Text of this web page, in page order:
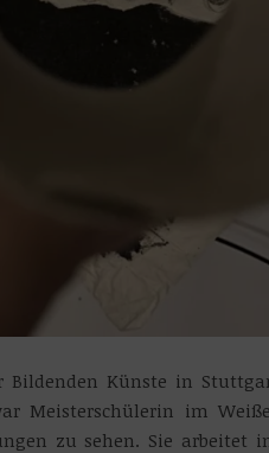
Künste in
Meisterschülerin im
zu sehen. Sie arbeitet